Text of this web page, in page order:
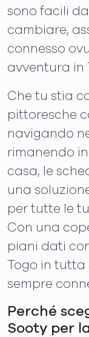
sono facili
cambiare,
connesso
avventura in
Che tu stia
pittoresche
navigando
rimanendo
casa, le
una
per tutte le
Con una
piani dati
Togo in
sempre
Perché
Sooty per